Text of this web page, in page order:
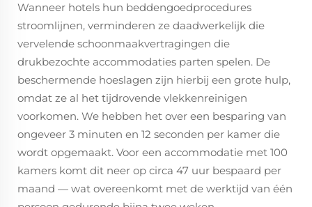
Wanneer hotels hun beddengoedprocedures
stroomlijnen, verminderen ze daadwerkelijk die
vervelende schoonmaakvertragingen die
drukbezochte accommodaties parten spelen. De
beschermende hoeslagen zijn hierbij een grote hulp,
omdat ze al het tijdrovende vlekkenreinigen
voorkomen. We hebben het over een besparing van
ongeveer 3 minuten en 12 seconden per kamer die
wordt opgemaakt. Voor een accommodatie met 100
kamers komt dit neer op circa 47 uur bespaard per
maand — wat overeenkomt met de werktijd van één